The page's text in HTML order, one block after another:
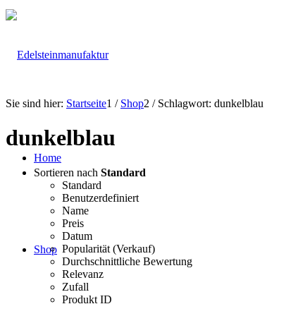
Home
Shop
Sie sind hier: Startseite1 / Shop2 / Schlagwort: dunkelblau
dunkelblau
Sortieren nach Standard
Standard
Benutzerdefiniert
Name
Preis
Datum
Popularität (Verkauf)
Durchschnittliche Bewertung
Relevanz
Zufall
Produkt ID